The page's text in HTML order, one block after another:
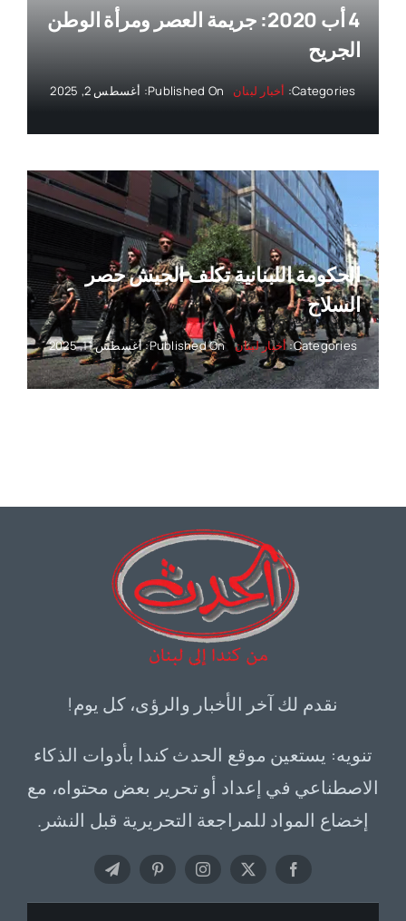
4 أب 2020: جريمة العصر ومرأة الوطن
الجريح
Categories: أخبار لبنان Published On: أغسطس 2, 2025
الحكومة اللبنانية تكلف الجيش حصر
السلاح
Categories: أخبار لبنان Published On: أغسطس 11, 2025
نقدم لك آخر الأخبار والرؤى، كل يوم!
تنويه: يستعين موقع الحدث كندا بأدوات الذكاء
الاصطناعي في إعداد أو تحرير بعض محتواه، مع
إخضاع المواد للمراجعة التحريرية قبل النشر.